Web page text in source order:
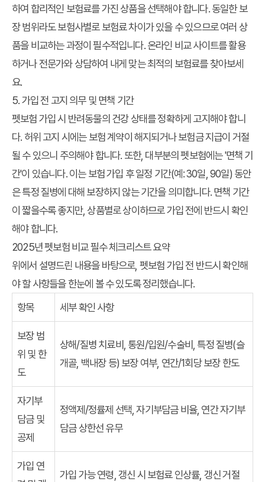
하여 합리적인 보험료를 가진 상품을 선택해야 합니다. 동일한 보
장 범위라도 보험사별로 보험료 차이가 있을 수 있으므로 여러 상
품을 비교하는 과정이 필수적입니다. 온라인 비교 사이트를 활용
하거나 전문가와 상담하여 내게 맞는 최적의 보험료를 찾아보세
요.
5. 가입 전 고지 의무 및 면책 기간
펫보험 가입 시 반려동물의 건강 상태를 정확하게 고지해야 합니
다. 허위 고지 시에는 보험 계약이 해지되거나 보험금 지급이 거절
될 수 있으니 주의해야 합니다. 또한, 대부분의 펫보험에는 '면책 기
간'이 있습니다. 이는 보험 가입 후 일정 기간(예: 30일, 90일) 동안
은 특정 질병에 대해 보장하지 않는 기간을 의미합니다. 면책 기간
이 짧을수록 좋지만, 상품별로 상이하므로 가입 전에 반드시 확인
해야 합니다.
2025년 펫보험 비교 필수 체크리스트 요약
위에서 설명드린 내용을 바탕으로, 펫보험 가입 전 반드시 확인해
야 할 사항들을 한눈에 볼 수 있도록 정리했습니다.
항목
세부 확인 사항
보장 범
위 및 한
도
상해/질병 치료비, 통원/입원/수술비, 특정 질병(슬
개골, 백내장 등) 보장 여부, 연간/1회당 보장 한도
자기부
담금 및
공제
정액제/정률제 선택, 자기부담금 비율, 연간 자기부
담금 상한선 유무
가입 연
가입 가능 연령, 갱신 시 보험료 인상률, 갱신 거절